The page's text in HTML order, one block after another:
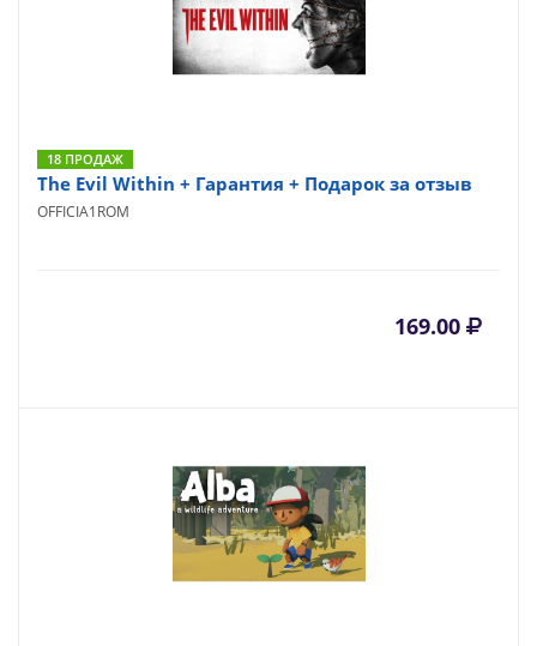
18 ПРОДАЖ
The Evil Within + Гарантия + Подарок за отзыв
OFFICIA1ROM
169.00